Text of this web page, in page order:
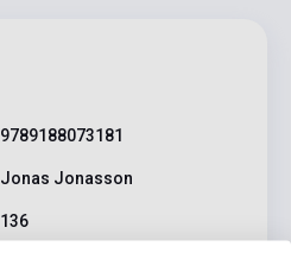
9789188073181
Jonas Jonasson
136